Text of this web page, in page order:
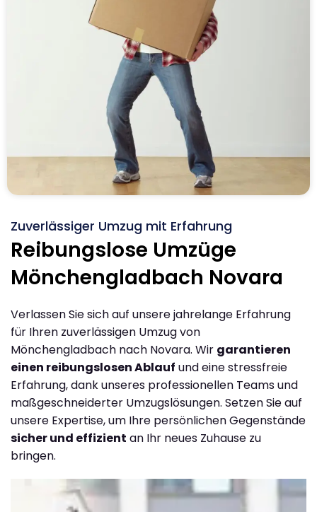
Zuverlässiger Umzug mit Erfahrung
Reibungslose Umzüge
Mönchengladbach Novara
Verlassen Sie sich auf unsere jahrelange Erfahrung
für Ihren zuverlässigen Umzug von
Mönchengladbach nach Novara. Wir garantieren
einen reibungslosen Ablauf und eine stressfreie
Erfahrung, dank unseres professionellen Teams und
maßgeschneiderter Umzugslösungen. Setzen Sie auf
unsere Expertise, um Ihre persönlichen Gegenstände
sicher und effizient an Ihr neues Zuhause zu
bringen.